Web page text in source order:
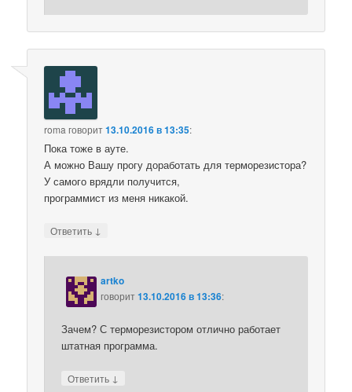
roma говорит13.10.2016 в 13:35:
Пока тоже в ауте.
А можно Вашу прогу доработать для терморезистора?
У самого врядли получится,
программист из меня никакой.
Ответить ↓
artko
говорит13.10.2016 в 13:36:
Зачем? С терморезистором отлично работает
штатная программа.
Ответить ↓